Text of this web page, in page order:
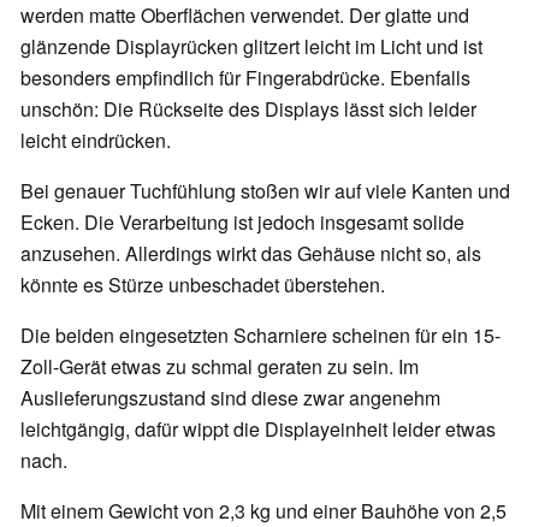
werden matte Oberflächen verwendet. Der glatte und
glänzende Displayrücken glitzert leicht im Licht und ist
besonders empfindlich für Fingerabdrücke. Ebenfalls
unschön: Die Rückseite des Displays lässt sich leider
leicht eindrücken.
Bei genauer Tuchfühlung stoßen wir auf viele Kanten und
Ecken. Die Verarbeitung ist jedoch insgesamt solide
anzusehen. Allerdings wirkt das Gehäuse nicht so, als
könnte es Stürze unbeschadet überstehen.
Die beiden eingesetzten Scharniere scheinen für ein 15-
Zoll-Gerät etwas zu schmal geraten zu sein. Im
Auslieferungszustand sind diese zwar angenehm
leichtgängig, dafür wippt die Displayeinheit leider etwas
nach.
Mit einem Gewicht von 2,3 kg und einer Bauhöhe von 2,5